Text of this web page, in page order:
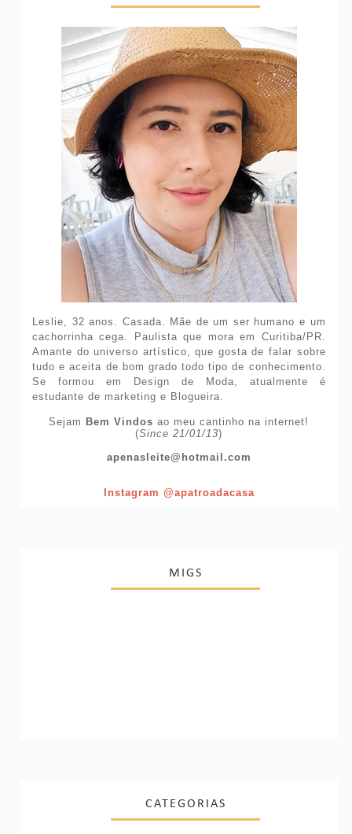
Leslie, 32 anos. Casada. Mãe de um ser humano e um
cachorrinha cega. Paulista que mora em Curitiba/PR.
Amante do universo artístico, que gosta de falar sobre
tudo e aceita de bom grado todo tipo de conhecimento.
Se formou em Design de Moda, atualmente é
estudante de marketing e Blogueira.
Sejam Bem Vindos ao meu cantinho na internet!
(Since 21/01/13)
apenasleite@hotmail.com
Instagram @apatroadacasa
MIGS
CATEGORIAS